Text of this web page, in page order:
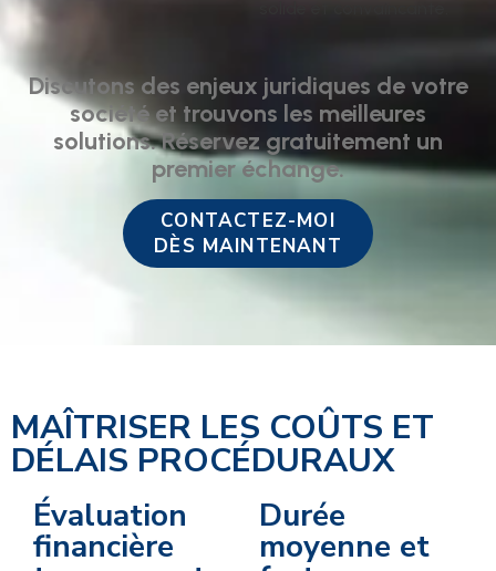
Discutons des enjeux juridiques de votre
société et trouvons les meilleures
solutions. Réservez gratuitement un
premier échange.
CONTACTEZ-MOI
DÈS MAINTENANT
MAÎTRISER LES COÛTS ET
DÉLAIS PROCÉDURAUX
Évaluation
financière
Durée
moyenne et